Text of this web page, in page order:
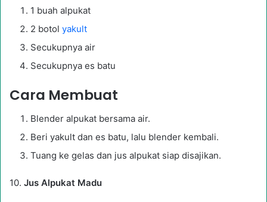
1 buah alpukat
2 botol yakult
Secukupnya air
Secukupnya es batu
Cara Membuat
Blender alpukat bersama air.
Beri yakult dan es batu, lalu blender kembali.
Tuang ke gelas dan jus alpukat siap disajikan.
10. Jus Alpukat Madu